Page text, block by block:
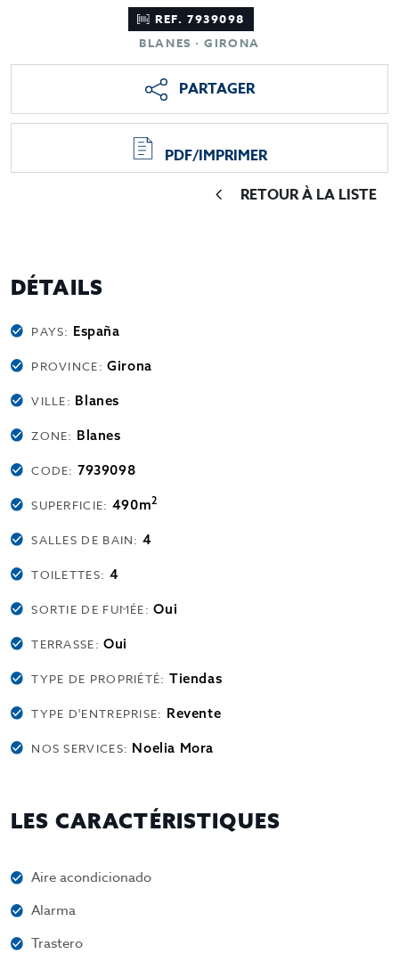
REF. 7939098
BLANES · GIRONA
PARTAGER
PDF/IMPRIMER
RETOUR À LA LISTE
DÉTAILS
PAYS: España
PROVINCE:Girona
VILLE: Blanes
ZONE: Blanes
CODE:7939098
SUPERFICIE: 490m2
SALLES DE BAIN:4
TOILETTES: 4
SORTIE DE FUMÉE:Oui
TERRASSE:Oui
TYPE DE PROPRIÉTÉ: Tiendas
TYPE D'ENTREPRISE: Revente
NOS SERVICES: Noelia Mora
LES CARACTÉRISTIQUES
Aire acondicionado
Alarma
Trastero